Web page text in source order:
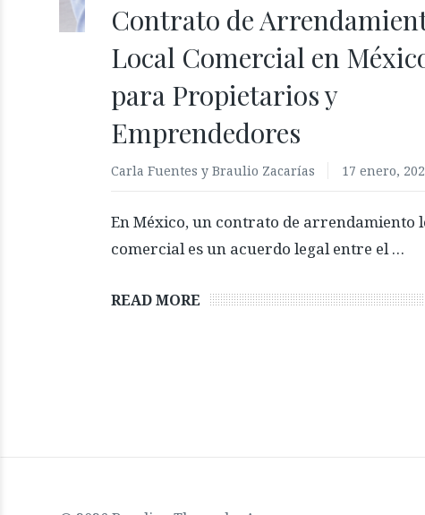
Contrato de
Local Comercial en
para Propietarios y
Emprendedores
Carla Fuentes y Braulio Zacarías 17 enero,
En México, un contrato de arrendamiento
comercial es un acuerdo legal entre el …
READ MORE